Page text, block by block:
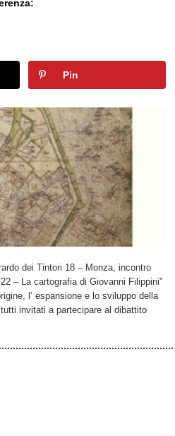
Pin
dei Tintori 18 – Monza, incontro
– La cartografia di Giovanni Filippini”
l’ espansione e lo sviluppo della
invitati a partecipare al dibattito